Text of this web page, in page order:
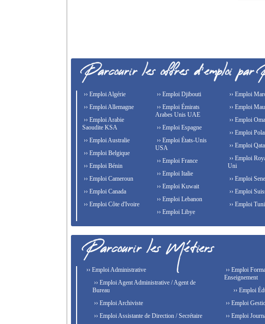
›› Emploi Algérie
›› Emploi Allemagne
›› Emploi Arabie
Saoudite KSA
›› Emploi Australie
›› Emploi Belgique
›› Emploi Bénin
›› Emploi Cameroun
›› Emploi Canada
›› Emploi Côte d'Ivoire
›› Emploi Djibouti
›› Emploi Émirats
Arabes Unis UAE
›› Emploi Espagne
›› Emploi États-Unis
USA
›› Emploi France
›› Emploi Italie
›› Emploi Kuwait
›› Emploi Lebanon
›› Emploi Libye
›› Emploi
›› Emploi
›› Emploi
›› Emploi
›› Emploi
›› Emploi
Uni
›› Emploi
›› Emploi
›› Emploi
›› Emploi Administrative
›› Emploi Agent Administrative / Agent de
Bureau
›› Emploi Archiviste
›› Emploi Assistante de Direction / Secrétaire
›› Emploi
Enseignement
›› Emploi
›› Emploi
›› Emploi